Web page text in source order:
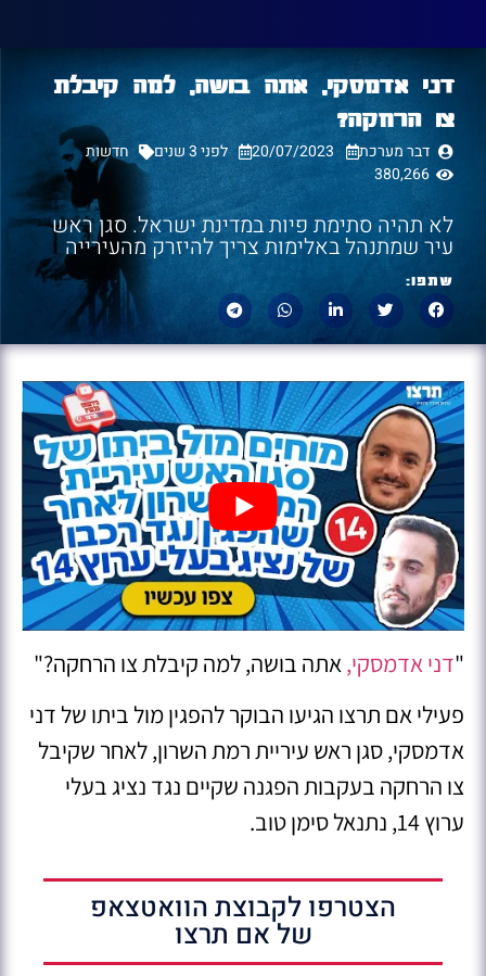
דני אדמסקי, אתה בושה, למה קיבלת
צו הרחקה?
דבר מערכת 20/07/2023 לפני 3 שנים
חדשות
380,266
לא תהיה סתימת פיות במדינת ישראל. סגן ראש
עיר שמתנהל באלימות צריך להיזרק מהעירייה
שתפו:
"דני אדמסקי,אתה בושה, למה קיבלת צו הרחקה?"
פעילי אם תרצו הגיעו הבוקר להפגין מול ביתו של דני
אדמסקי, סגן ראש עיריית רמת השרון, לאחר שקיבל
צו הרחקה בעקבות הפגנה שקיים נגד נציג בעלי
ערוץ 14, נתנאל סימן טוב.
הצטרפו לקבוצת הוואטצאפ
של אם תרצו